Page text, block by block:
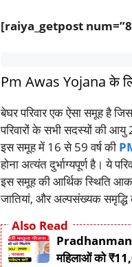
[raiya_getpost
Pm Awas Yojana के
बेघर परिवार एक ऐसा समूह है
परिवारों के सभी सदस्यों की आयु
इस समूह में 16 से 59 वर्ष की
होना अत्यंत दुर्भाग्यपूर्ण है। ये
इस समूह की आर्थिक स्थिति
जातियां, और अल्पसंख्यक
Also Read
महिलाओं को